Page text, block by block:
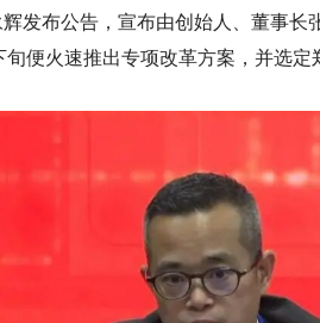
发布公告，宣布由创始人、董事
便火速推出专项改革方案，并选定